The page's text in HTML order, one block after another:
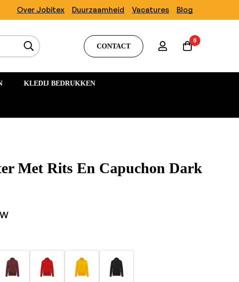
Over Jobitex Duurzaamheid Vacatures Blog
CONTACT
0
KLEDIJ BEDRUKKEN
Met Rits En Capuchon Dark